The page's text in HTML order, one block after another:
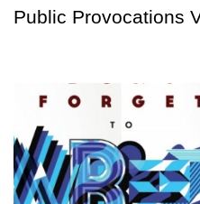
Public Provocations